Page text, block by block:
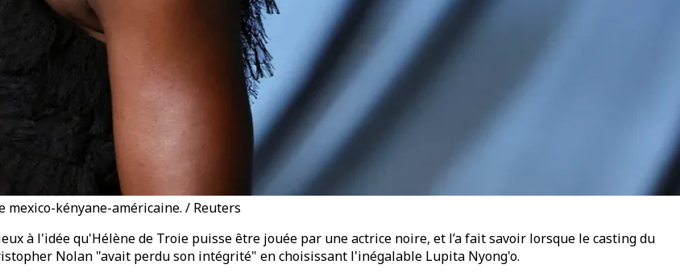
kényane-américaine. / Reuters
à l'idée qu'Hélène de Troie puisse être jouée par une actrice noire, et l’a fait savoir lorsque le casting du
Nolan "avait perdu son intégrité" en choisissant l'inégalable Lupita Nyong'o.